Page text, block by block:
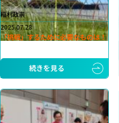
稲村政崇
2025.07.28
「挑戦」するために必要なものは！
続きを見る